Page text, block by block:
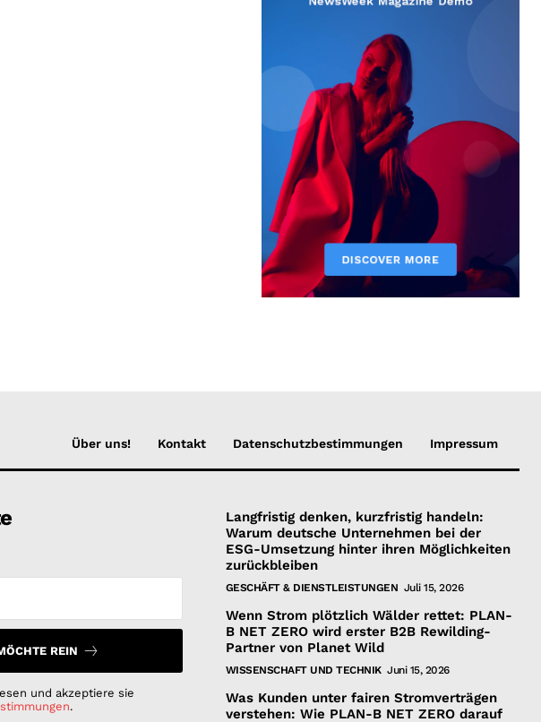
Über uns! Kontakt Datenschutzbestimmungen Impressum
REIN
und akzeptiere sie
.
Langfristig denken, kurzfristig handeln:
Warum deutsche Unternehmen bei der
ESG-Umsetzung hinter ihren Möglichkeiten
zurückbleiben
GESCHÄFT & DIENSTLEISTUNGEN Juli 15, 2026
Wenn Strom plötzlich Wälder rettet: PLAN-
B NET ZERO wird erster B2B Rewilding-
Partner von Planet Wild
WISSENSCHAFT UND TECHNIK Juni 15, 2026
Was Kunden unter fairen Stromverträgen
verstehen: Wie PLAN-B NET ZERO darauf